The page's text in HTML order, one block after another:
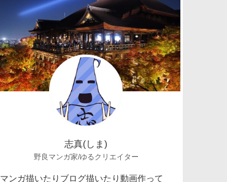
志真(しま)
野良マンガ家/ゆるクリエイター
マンガ描いたりブログ描いたり動画作って